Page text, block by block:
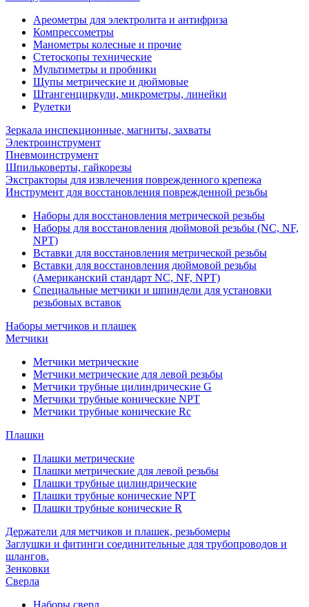
Ареометры для электролита и антифриза
Компрессометры
Манометры колесные и прочие
Стетоскопы технические
Мультиметры и пробники
Щупы метрические и дюймовые
Штангенциркули, микрометры, линейки
Рулетки
Зеркала инспекционные, магниты, захваты
Электроинструмент
Пневмоинструмент
Шпильковерты, гайкорезы
Экстракторы для извлечения поврежденного крепежа
Инструмент для восстановления поврежденной резьбы
Наборы для восстановления метрической резьбы
Наборы для восстановления дюймовой резьбы (NC, NF,
NPT)
Вставки для восстановления метрической резьбы
Вставки для восстановления дюймовой резьбы
(Американский стандарт NC, NF, NPT)
Специальные метчики и шпиндели для установки
резьбовых вставок
Наборы метчиков и плашек
Метчики
Метчики метрические
Метчики метрические для левой резьбы
Метчики трубные цилиндрические G
Метчики трубные конические NPT
Метчики трубные конические Rc
Плашки
Плашки метрические
Плашки метрические для левой резьбы
Плашки трубные цилиндрические
Плашки трубные конические NPT
Плашки трубные конические R
Держатели для метчиков и плашек, резьбомеры
Заглушки и фитинги соединительные для трубопроводов и
шлангов.
Зенковки
Сверла